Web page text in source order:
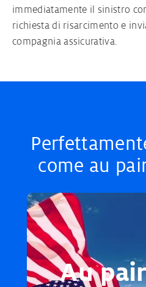
immediatamente il sinistro
richiesta di risarcimento e
compagnia assicurativa.
come au
Au